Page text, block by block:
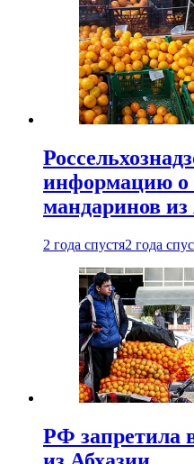
информацию о
мандаринов из
2 года спустя2 года
РФ запретила